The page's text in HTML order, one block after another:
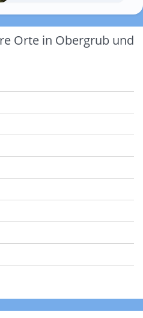
Orte in Obergrub und